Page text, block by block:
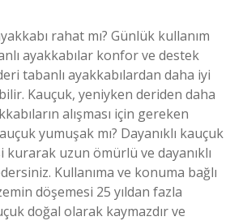
rahat mı? Günlük kullanım
ayakkabılar konfor ve destek
tabanlı ayakkabılardan daha iyi
Kauçuk, yeniyken deriden daha
alışması için gereken
yumuşak mı? Dayanıklı kauçuk
kurarak uzun ömürlü ve dayanıklı
Kullanıma ve konuma bağlı
döşemesi 25 yıldan fazla
doğal olarak kaymazdır ve